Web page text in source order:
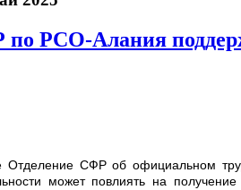
РСО-Алания
СФР об официальном
может повлиять на